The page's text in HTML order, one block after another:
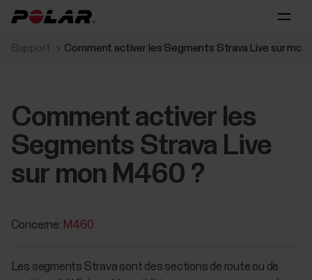
Support Comment activer les Segments Strava Live sur mon
Comment activer les
Segments Strava Live
sur mon M460 ?
Concerne: M460
Les segments Strava sont des sections de route ou de